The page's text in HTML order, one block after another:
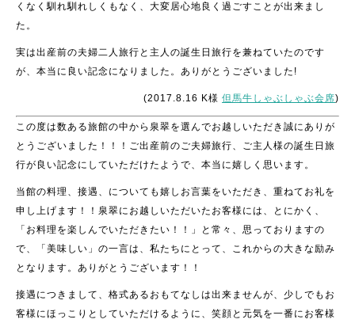
くなく馴れ馴れしくもなく、大変居心地良く過ごすことが出来まし
た。
実は出産前の夫婦二人旅行と主人の誕生日旅行を兼ねていたのです
が、本当に良い記念になりました。ありがとうございました!
(2017.8.16 K様 但馬牛しゃぶしゃぶ会席)
この度は数ある旅館の中から泉翠を選んでお越しいただき誠にありが
とうございました！！！ご出産前のご夫婦旅行、ご主人様の誕生日旅
行が良い記念にしていただけたようで、本当に嬉しく思います。
当館の料理、接遇、についても嬉しお言葉をいただき、重ねてお礼を
申し上げます！！泉翠にお越しいただいたお客様には、とにかく、
「お料理を楽しんでいただきたい！！」と常々、思っておりますの
で、「美味しい」の一言は、私たちにとって、これからの大きな励み
となります。ありがとうございます！！
接遇につきまして、格式あるおもてなしは出来ませんが、少しでもお
客様にほっこりとしていただけるように、笑顔と元気を一番にお客様